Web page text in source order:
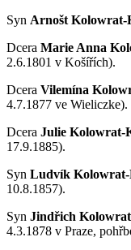
Syn Arnošt
Dcera Marie Anna
2.6.1801 v Košířích).
Dcera Vilemína
4.7.1877 ve Wieliczke).
Dcera Julie Kolowrat-
17.9.1885).
Syn Ludvík
10.8.1857).
Syn Jindřich
4.3.1878 v Praze,